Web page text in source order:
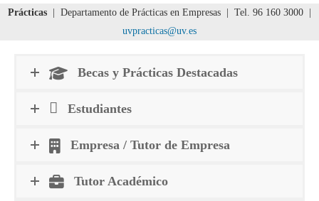
Prácticas | Departamento de Prácticas en Empresas | Tel. 96 160 3000 |
uvpracticas@uv.es
Becas y Prácticas Destacadas
Estudiantes
Empresa / Tutor de Empresa
Tutor Académico